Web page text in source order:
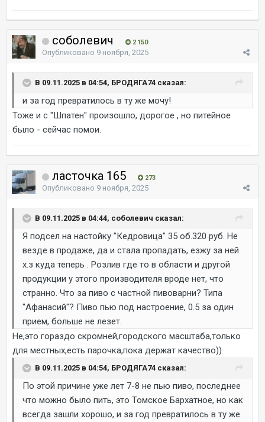
соболевич 2 150
Опубликовано 9 ноября, 2025
В 09.11.2025 в 04:54, БРОДЯГА74 сказал:
и за год превратилось в ту же мочу!
Тоже и с "Шпатен" произошло, дорогое , но питейное
было - сейчас помои.
ласточка 165 273
Опубликовано 9 ноября, 2025
В 09.11.2025 в 04:44, соболевич сказал:
Я подсел на настойку "Кедровица" 35 об.320 руб. Не
везде в продаже, да и стала пропадать, езжу за ней
х.з куда теперь . Розлив где то в области и другой
продукции у этого производителя вроде нет, что
странно. Что за пиво с частной пивоварни? Типа
"Афанасий"? Пиво пью под настроение, 0.5 за один
прием, больше не лезет.
Не,это гораздо скромней,городского масштаба,только
для местных,есть парочка,пока держат качество))
В 09.11.2025 в 04:54, БРОДЯГА74 сказал:
По этой причине уже лет 7-8 не пью пиво, последнее
что можно было пить, это Томское Бархатное, но как
всегда зашли хорошо, и за год превратилось в ту же